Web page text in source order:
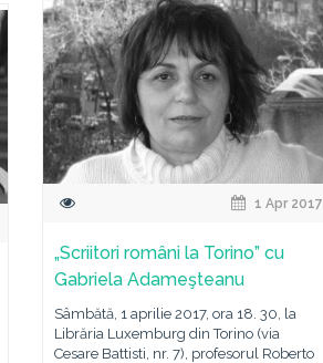
1 Apr 2017
„Scriitori români la Torino” cu
Gabriela Adameşteanu
Sâmbătă, 1 aprilie 2017, ora 18. 30, la
Librăria Luxemburg din Torino (via
Cesare Battisti, nr. 7), profesorul Roberto